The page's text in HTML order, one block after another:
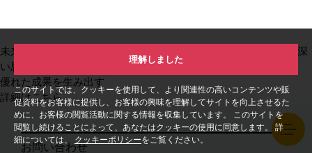
このサイトでは、クッキーを使用して、より関連性の高いコンテンツや販
促資料をお客様に提供し、お客様の興味を理解してサイトを向上させるた
めに、お客様の閲覧活動に関する情報を収集しています。 このサイトを
閲覧し続けることによって、あなたはクッキーの使用に同意します。 詳
細については、 クッキーポリシーをご覧ください。
理解しました
未来を拓く洞察と信頼できるテクノロジー
それが、深
い思考と迅速な行動、
優れた成果を生み出す
詳細はこちら
お問い合わせ